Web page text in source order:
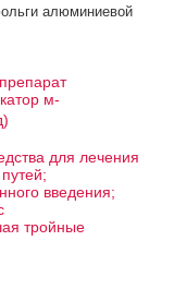
алюминиевой
м-
для лечения
введения;
тройные